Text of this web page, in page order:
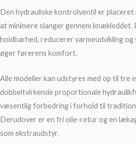
Den hydrauliske kontrolventil er
at minimere slanger gennem
holdbarhed, reducerer varmeudvikling
øger førerens komfort.
Alle modeller kan udstyres med op til tre
dobbeltvirkende proportionale
væsentlig forbedring i forhold til
Derudover er en fri olie-retur og en
som ekstraudstyr.